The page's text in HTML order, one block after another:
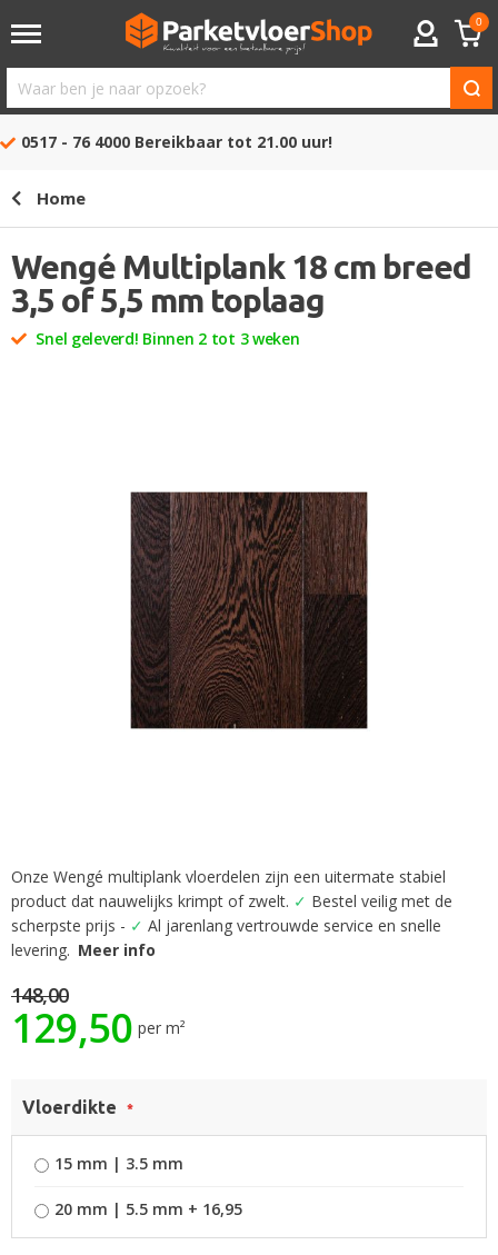
ACCOUNT
0
Waar
ben
opzoek?
0517 - 76 4000 Bereikbaar tot 21.00 uur!
Home
Wengé Multiplank 18 cm breed
3,5 of 5,5 mm toplaag
Snel geleverd! Binnen 2 tot 3 weken
Ga
naar
het
begin
de
afbeeldingen-
gallerij
Onze Wengé multiplank vloerdelen zijn een uitermate stabiel
product dat nauwelijks krimpt of zwelt. ✓ Bestel veilig met de
scherpste prijs - ✓ Al jarenlang vertrouwde service en snelle
levering. Meer info
148,00
129,50 per m²
Vloerdikte
15 mm | 3.5 mm
20 mm | 5.5 mm + 16,95